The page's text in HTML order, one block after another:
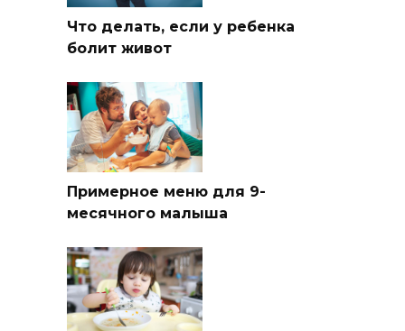
Что делать, если у ребенка
болит живот
Примерное меню для 9-
месячного малыша